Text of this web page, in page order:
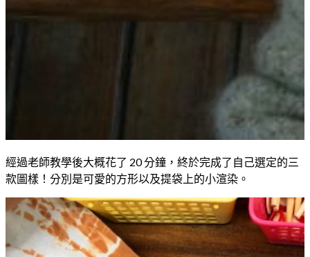
經過老師教學後大概花了 20 分鐘，終於完成了自己選定的三
款圖樣！分別是可愛的方形以及提袋上的小渲染。